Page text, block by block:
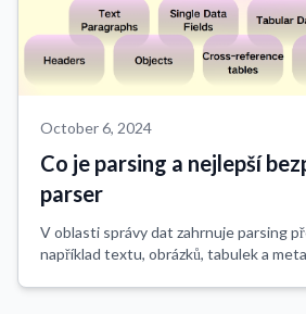
October 6, 2024
Co je parsing a nejlepší
parser
V oblasti správy dat zahrnuje parsing
například textu, obrázků, tabulek a